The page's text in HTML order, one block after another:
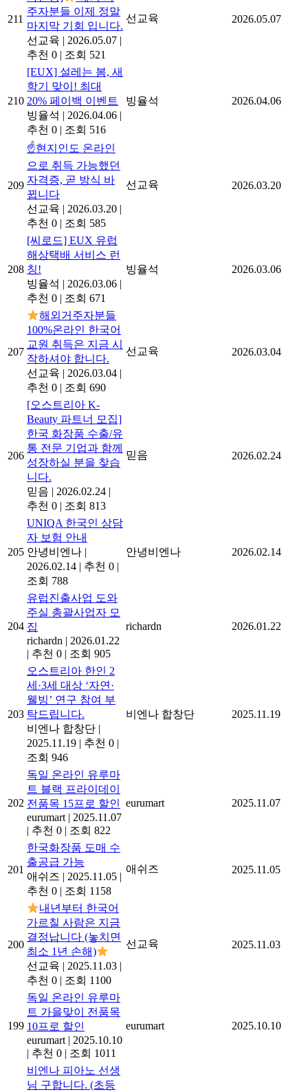
211
주자분들 이제 정말
마지막 기회 입니다.
선교육 | 2026.05.07 |
추천 0 | 조회 521
선교육 2026.05.07
210
[EUX] 설레는 봄, 새
학기 맞이! 최대
20% 페이백 이벤트
빙율석 | 2026.04.06 |
추천 0 | 조회 516
빙율석 2026.04.06
209
☝️현지인도 온라인
으로 취득 가능했던
자격증, 곧 방식 바
뀝니다
선교육 | 2026.03.20 |
추천 0 | 조회 585
선교육 2026.03.20
208
[씨로드] EUX 유럽
해상택배 서비스 런
칭!
빙율석 | 2026.03.06 |
추천 0 | 조회 671
빙율석 2026.03.06
207
해외거주자분들
100%온라인 한국어
교원 취득은 지금 시
작하셔야 합니다.
선교육 | 2026.03.04 |
추천 0 | 조회 690
선교육 2026.03.04
206
[오스트리아 K-
Beauty 파트너 모집]
한국 화장품 수출/유
통 전문 기업과 함께
성장하실 분을 찾습
니다.
믿음 | 2026.02.24 |
추천 0 | 조회 813
믿음 2026.02.24
205
UNIQA 한국인 상담
자 보험 안내
안녕비엔나 |
2026.02.14 | 추천 0 |
조회 788
안녕비엔나 2026.02.14
204
유럽진출사업 도와
주실 총괄사업자 모
집
richardn | 2026.01.22
| 추천 0 | 조회 905
richardn 2026.01.22
203
오스트리아 한인 2
세·3세 대상 ‘자연·
웰빙’ 연구 참여 부
탁드립니다.
비엔나 합창단 |
2025.11.19 | 추천 0 |
조회 946
비엔나 합창단 2025.11.19
202
독일 온라인 유루마
트 블랙 프라이데이
전품목 15프로 할인
eurumart | 2025.11.07
| 추천 0 | 조회 822
eurumart 2025.11.07
201
한국화장품 도매 수
출공급 가능
애쉬즈 | 2025.11.05 |
추천 0 | 조회 1158
애쉬즈 2025.11.05
200
내년부터 한국어
가르칠 사람은 지금
결정납니다 (놓치면
최소 1년 손해)
선교육 | 2025.11.03 |
추천 0 | 조회 1100
선교육 2025.11.03
199
독일 온라인 유루마
트 가을맞이 전품목
10프로 할인
eurumart | 2025.10.10
| 추천 0 | 조회 1011
eurumart 2025.10.10
비엔나 피아노 선생
님 구합니다. (초등